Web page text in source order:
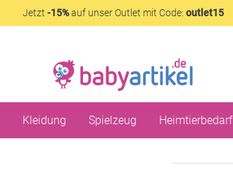
Jetzt -15%auf unser Outlet mit Code: outlet15
Kleidung Spielzeug Heimtierbedarf